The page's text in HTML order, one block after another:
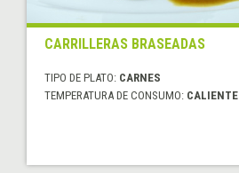
CARRILLERAS BRASEADAS
TIPO DE PLATO: CARNES
TEMPERATURA DE CONSUMO: CALIENTE